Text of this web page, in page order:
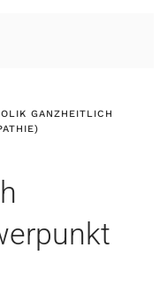
GANZHEITLICH